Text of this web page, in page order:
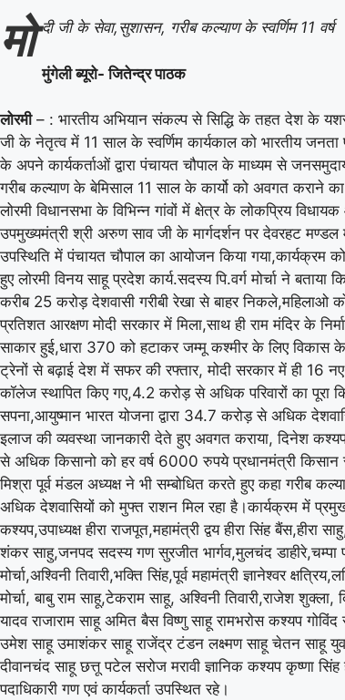
मो दी जी के सेवा,सुशासन, गरीब कल्याण के स्वर्णिम 11 वर्ष
मुंगेली ब्यूरो- जितेन्द्र पाठक
लोरमी– : भारतीय अभियान संकल्प से सिद्धि के तहत देश के
जी के नेतृत्व में 11 साल के स्वर्णिम कार्यकाल को भारतीय जनता
के अपने कार्यकर्ताओं द्वारा पंचायत चौपाल के माध्यम से
गरीब कल्याण के बेमिसाल 11 साल के कार्यो को अवगत कराने का
लोरमी विधानसभा के विभिन्न गांवों में क्षेत्र के लोकप्रिय
उपमुख्यमंत्री श्री अरुण साव जी के मार्गदर्शन पर देवरहट मण्डल
उपस्थिति में पंचायत चौपाल का आयोजन किया गया,कार्यक्रम
हुए लोरमी विनय साहू प्रदेश कार्य.सदस्य पि.वर्ग मोर्चा ने
करीब 25 करोड़ देशवासी गरीबी रेखा से बाहर
प्रतिशत आरक्षण मोदी सरकार में मिला,साथ ही राम मंदिर के
साकार हुई,धारा 370 को हटाकर जम्मू कश्मीर के लिए विकास
ट्रेनों से बढ़ाई देश में सफर की रफ्तार, मोदी सरकार में ही 16
कॉलेज स्थापित किए गए,4.2 करोड़ से अधिक परिवारों का पूरा
सपना,आयुष्मान भारत योजना द्वारा 34.7 करोड़ से अधिक
इलाज की व्यवस्था जानकारी देते हुए अवगत कराया, दिनेश
से अधिक किसानो को हर वर्ष 6000 रुपये प्रधानमंत्री किसान
मिश्रा पूर्व मंडल अध्यक्ष ने भी सम्बोधित करते हुए कहा गरीब
अधिक देशवासियों को मुफ्त राशन मिल रहा है।कार्यक्रम में
कश्यप,उपाध्यक्ष हीरा राजपूत,महामंत्री द्वय हीरा सिंह बैंस,हीरा
शंकर साहु,जनपद सदस्य गण सुरजीत भार्गव,मुलचंद डाहीरे,चम्पा
मोर्चा,अश्विनी तिवारी,भक्ति सिंह,पूर्व महामंत्री ज्ञानेश्वर
मोर्चा, बाबु राम साहू,टेकराम साहू, अश्विनी तिवारी,राजेश शुक्ला,
यादव राजाराम साहू अमित बैस विष्णु साहू रामभरोस कश्यप गोविंद
उमेश साहू उमाशंकर साहू राजेंद्र टंडन लक्ष्मण साहू चेतन साहू
दीवानचंद साहू छत्तू पटेल सरोज मरावी ज्ञानिक कश्यप कृष्णा सिंह
पदाधिकारी गण एवं कार्यकर्ता उपस्थित रहे।